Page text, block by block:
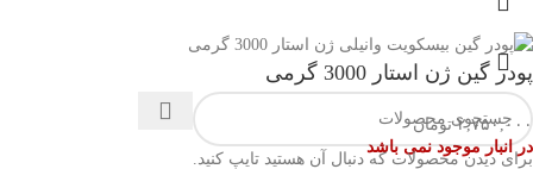
برای دیدن محصولات که دنبال آن هستید تایپ کنید.
پودر گین ژن استار 3000 گرمی
۲,۷۵۰,۰۰۰ تومان
در انبار موجود نمی باشد